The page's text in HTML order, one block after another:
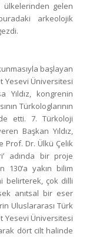
ülkelerinden gelen
arkeolojik
başlayan
Yesevi Üniversitesi
Yıldız, kongrenin
Türkologlarının
etti. 7. Türkoloji
Başkan Yıldız,
Prof. Dr. Ülkü Çelik
adında bir proje
130’a yakın bilim
belirterek, çok dilli
anıtsal bir eser
Uluslararası Türk
Yesevi Üniversitesi
dört cilt halinde